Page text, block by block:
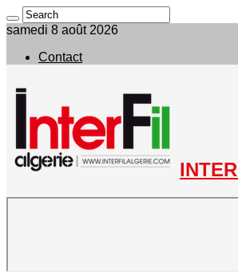
samedi 8 août 2026
Contact